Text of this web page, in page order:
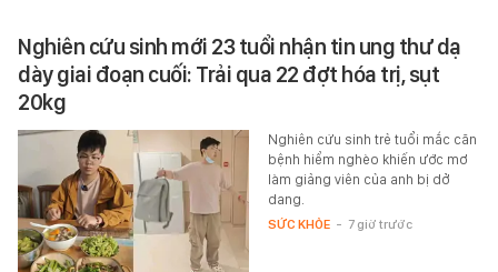
Nghiên cứu sinh mới 23 tuổi nhận tin ung thư dạ
dày giai đoạn cuối: Trải qua 22 đợt hóa trị, sụt
20kg
Nghiên cứu sinh trẻ tuổi mắc căn
bệnh hiểm nghèo khiến ước mơ
làm giảng viên của anh bị dở
dang.
SỨC KHỎE - 7 giờ trước